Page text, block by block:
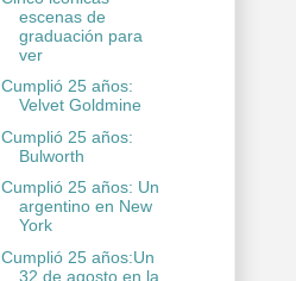
escenas de
graduación para
ver
Cumplió 25 años:
Velvet Goldmine
Cumplió 25 años:
Bulworth
Cumplió 25 años: Un
argentino en New
York
Cumplió 25 años:Un
32 de agosto en la